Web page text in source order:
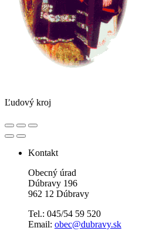
Ľudový kroj
Kontakt
Obecný úrad
Dúbravy 196
962 12 Dúbravy
Tel.: 045/54 59 520
Email: obec@dubravy.sk